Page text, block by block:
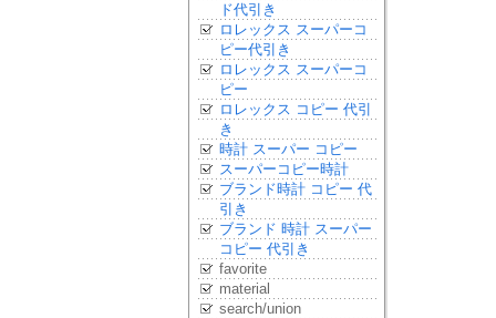
ド代引き
ロレックス スーパーコ
ピー代引き
ロレックス スーパーコ
ピー
ロレックス コピー 代引
き
時計 スーパー コピー
スーパーコピー時計
ブランド時計 コピー 代
引き
ブランド 時計 スーパー
コピー 代引き
favorite
material
search/union